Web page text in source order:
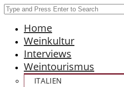
Home
Weinkultur
Interviews
Weintourismus
ITALIEN